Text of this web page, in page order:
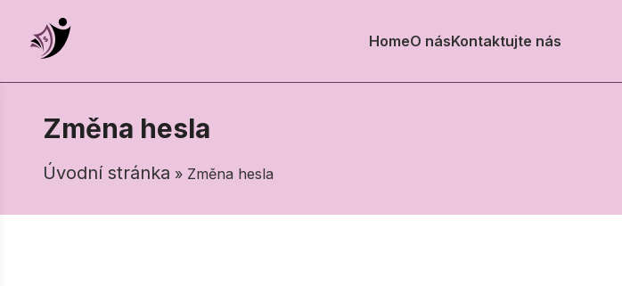
HomeO násKontaktujte nás
Změna hesla
Úvodní stránka » Změna hesla